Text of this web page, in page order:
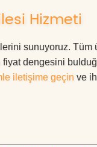
Hizmeti
sunuyoruz. Tüm
dengesini
iletişime geçin ve